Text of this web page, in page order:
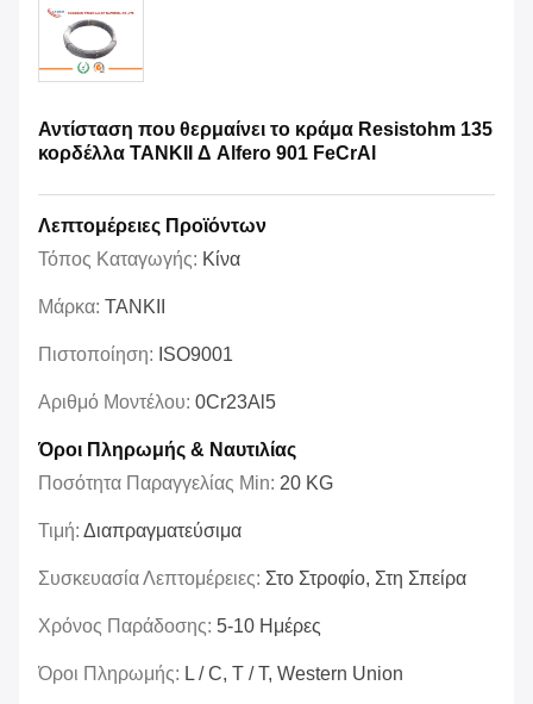
Αντίσταση που θερμαίνει το κράμα Resistohm 135
κορδέλλα TANKII Δ Alfero 901 FeCrAl
Λεπτομέρειες Προϊόντων
Τόπος Καταγωγής: Κίνα
Μάρκα: TANKII
Πιστοποίηση: ISO9001
Αριθμό Μοντέλου: 0Cr23Al5
Όροι Πληρωμής & Ναυτιλίας
Ποσότητα Παραγγελίας Min: 20 KG
Τιμή: Διαπραγματεύσιμα
Συσκευασία Λεπτομέρειες: Στο Στροφίο, Στη Σπείρα
Χρόνος Παράδοσης: 5-10 Ημέρες
Όροι Πληρωμής: L / C, T / T, Western Union